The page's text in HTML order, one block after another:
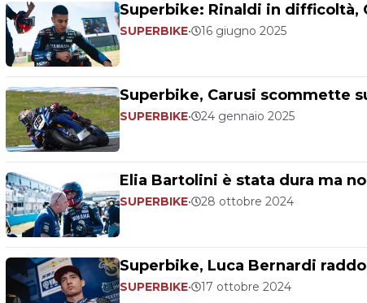
Superbike: Rinaldi in difficoltà,
SUPERBIKE• 16 giugno 2025
Superbike, Carusi scommette
SUPERBIKE• 24 gennaio 2025
Elia Bartolini è stata dura ma
SUPERBIKE• 28 ottobre 2024
Superbike, Luca Bernardi
SUPERBIKE• 17 ottobre 2024